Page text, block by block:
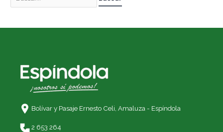
Bolívar y Pasaje Ernesto Celi, Amaluza - Espíndola
2 653 264